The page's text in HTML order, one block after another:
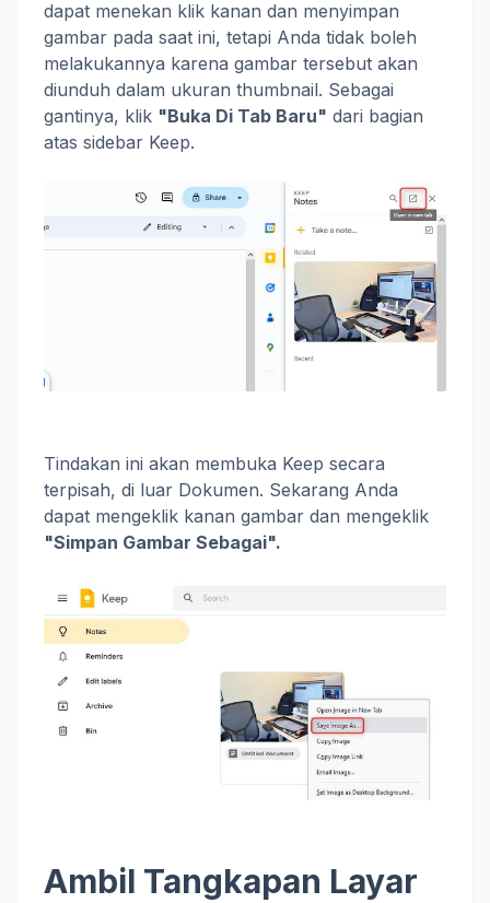
dapat menekan klik kanan dan menyimpan
gambar pada saat ini, tetapi Anda tidak boleh
melakukannya karena gambar tersebut akan
diunduh dalam ukuran thumbnail. Sebagai
gantinya, klik "Buka Di Tab Baru" dari bagian
atas sidebar Keep.
Tindakan ini akan membuka Keep secara
terpisah, di luar Dokumen. Sekarang Anda
dapat mengeklik kanan gambar dan mengeklik
"Simpan Gambar Sebagai".
Ambil Tangkapan Layar